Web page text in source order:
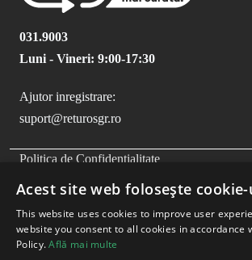
031.9003
Luni - Vineri: 9:00-17:30
Ajutor inregistrare:
suport@returosgr.ro
FOOTER MENU
Politica de Confidentialitate
Compliance
Termeni si Conditii
Acest site web folosește
This website uses cookies to improve user
website you consent to all cookies in accordance
Policy.Află mai multe